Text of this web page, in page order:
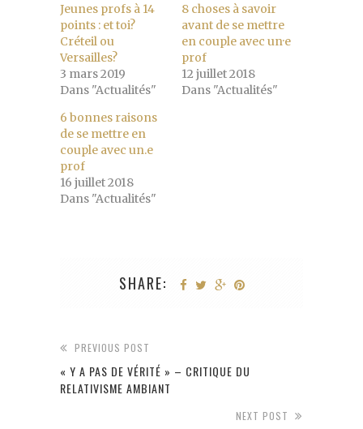
Jeunes profs à 14
points : et toi?
Créteil ou
Versailles?
3 mars 2019
Dans "Actualités"
8 choses à savoir
avant de se mettre
en couple avec un·e
prof
12 juillet 2018
Dans "Actualités"
6 bonnes raisons
de se mettre en
couple avec un.e
prof
16 juillet 2018
Dans "Actualités"
SHARE:
PREVIOUS POST
« Y A PAS DE VÉRITÉ » – CRITIQUE DU
RELATIVISME AMBIANT
NEXT POST